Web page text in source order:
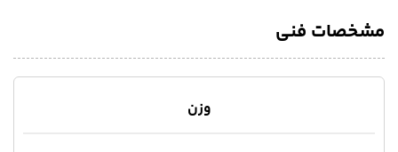
مشخصات فنی
وزن